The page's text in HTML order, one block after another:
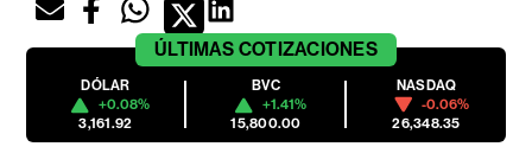
ÚLTIMAS COTIZACIONES
DÓLAR
+0.08%
3,161.92
BVC
+1.41%
15,800.00
NASDAQ
-0.06%
26,348.35